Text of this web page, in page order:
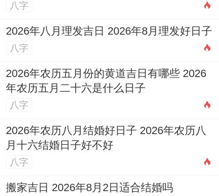
2026年2月16日
（星期一）总统日
日。习性上在每年的第二个星期一...许多美
国人会享受长周末假期，有更多的闲暇时间
进行购物与消费！虽然存在此日黄历上并非
绝对吉日！但对于重要客群包含华裔或注重
传统文化氛围的社区，可将开业庆典活动安
排在此周末（2月14日-15日），并在总统日
当天推出不相同促销,延续开业热度，吸引假
八字
2026年八月理发吉日 2026年8月理发好日子
八字
2026年农历五月份的黄道吉日有哪些 2026
年农历五月二十六是什么日子
八字
2026年农历八月结婚好日子 2026年农历八
月十六结婚日子好不好
八字
搬家吉日 2026年8月2日适合结婚吗